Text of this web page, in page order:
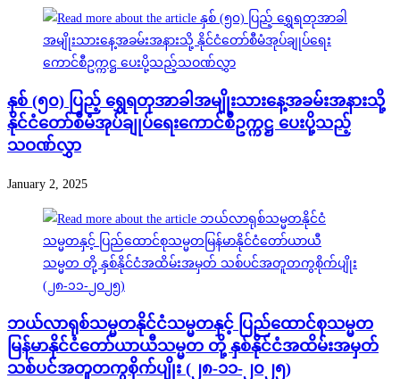
နှစ် (၅၀) ပြည့် ရွှေရတုအာခါအမျိုးသားနေ့အခမ်းအနားသို့
နိုင်ငံတော်စီမံအုပ်ချုပ်ရေးကောင်စီဥက္ကဋ္ဌ ပေးပို့သည့်
သဝဏ်လွှာ
January 2, 2025
ဘယ်လာရုစ်သမ္မတနိုင်ငံသမ္မတနှင့် ပြည်ထောင်စုသမ္မတ
မြန်မာနိုင်ငံတော်ယာယီသမ္မတ တို့ နှစ်နိုင်ငံအထိမ်းအမှတ်
သစ်ပင်အတူတကွစိုက်ပျိုး (၂၈-၁၁-၂၀၂၅)